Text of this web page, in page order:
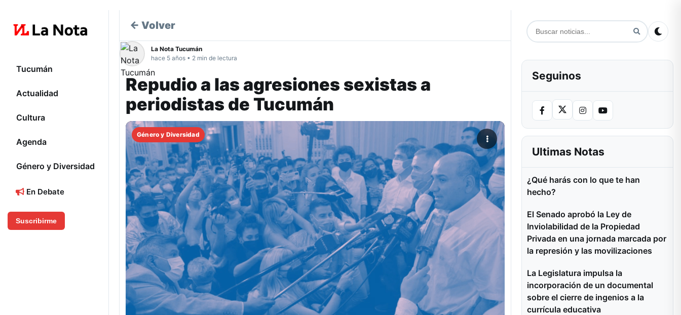
Tucumán
Actualidad
Cultura
Agenda
Género y Diversidad
En Debate
Suscribirme
← Volver
La Nota Tucumán
hace 5 años • 2 min de lectura
Repudio a las agresiones sexistas a
periodistas de Tucumán
Género y Diversidad
Seguinos
Ultimas Notas
¿Qué harás con lo que te han
hecho?
El Senado aprobó la Ley de
Inviolabilidad de la Propiedad
Privada en una jornada marcada por
la represión y las movilizaciones
La Legislatura impulsa la
incorporación de un documental
sobre el cierre de ingenios a la
currícula educativa